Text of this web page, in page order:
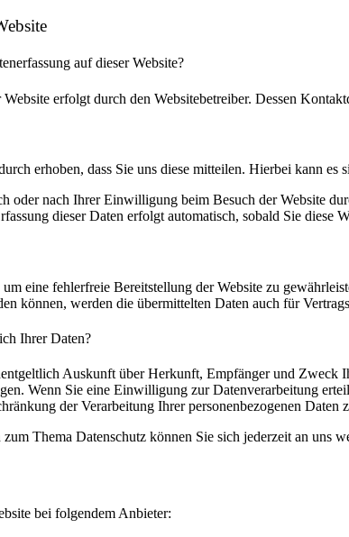
auf dieser Website?
erfolgt durch den Websitebetreiber. Dessen
erhoben, dass Sie uns diese mitteilen. Hierbei kann
oder nach Ihrer Einwilligung beim Besuch der Website
dieser Daten erfolgt automatisch, sobald Sie diese
eine fehlerfreie Bereitstellung der Website zu
können, werden die übermittelten Daten auch für
Ihrer Daten?
Auskunft über Herkunft, Empfänger und Zweck
Wenn Sie eine Einwilligung zur Datenverarbeitung
der Verarbeitung Ihrer personenbezogenen
Thema Datenschutz können Sie sich jederzeit an uns
bei folgendem Anbieter: